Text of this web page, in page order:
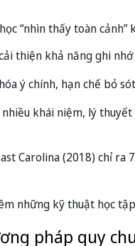
những kỹ thuật học
pháp quy
bày bảng biểu
cột – “Từ” và
môn như: Toán học,
cấu trúc ngữ pháp,